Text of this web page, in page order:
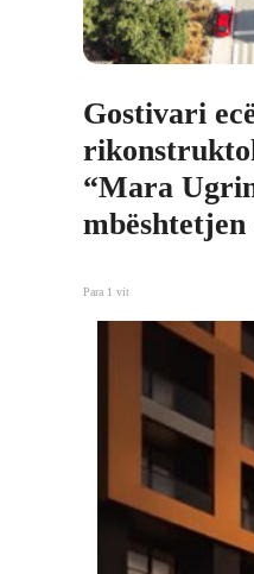
Gostivari
“Mara
Para 1 vit